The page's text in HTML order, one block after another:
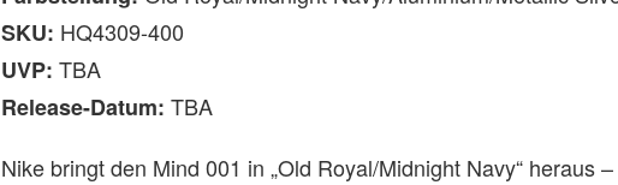
SKU: HQ4309-400
UVP:TBA
Release-Datum: TBA
Nike bringt den Mind 001 in „Old Royal/Midnight Navy“ heraus